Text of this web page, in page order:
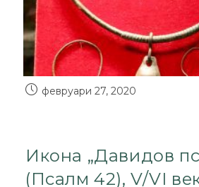
февруари 27, 2020
Икона „Давидов
(Псалм 42), V/VI